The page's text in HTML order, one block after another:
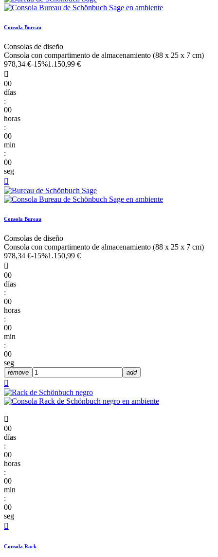
Consola Bureau
Consolas de diseño
Consola con compartimento de almacenamiento (88 x 25 x 7 cm)
978,34 €-15%1.150,99 €

00
días
:
00
horas
:
00
min
:
00
seg

Consola Bureau
Consolas de diseño
Consola con compartimento de almacenamiento (88 x 25 x 7 cm)
978,34 €-15%1.150,99 €

00
días
:
00
horas
:
00
min
:
00
seg
remove add


00
días
:
00
horas
:
00
min
:
00
seg

Consola Rack